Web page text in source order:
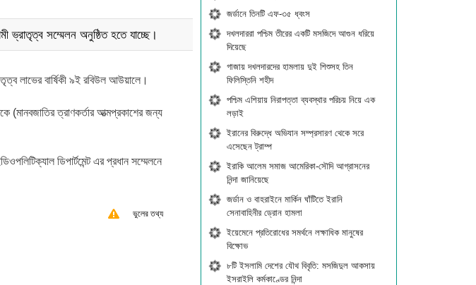
ভ্রাতৃত্ব সম্মেলন অনুষ্ঠিত হতে যাচ্ছে।
লাভের বার্ষিকী ৯ই রবিউল আউয়ালে।
(মানবজাতির ত্রাণকর্তার আত্মপ্রকাশের জন্য
ডিপার্টমেন্ট এর প্রধান সম্মেলনে
ভুলের তথ্য
জর্ডানে তিনটি এফ-৩৫ ধ্বংস
দখলদাররা পশ্চিম তীরের একটি মসজিদে আগুন ধরিয়ে
দিয়েছে
গাজায় দখলদারদের হামলায় দুই শিশুসহ তিন
ফিলিস্তিনি শহীদ
পশ্চিম এশিয়ায় নিরাপত্তা ব্যবস্থার পরিচয় নিয়ে এক
লড়াই
ইরানের বিরুদ্ধে অভিযান সম্প্রসারণ থেকে সরে
এসেছেন ট্রাম্প
ইরাকি আলেম সমাজ আমেরিকা-সৌদি আগ্রাসনের
নিন্দা জানিয়েছে
জর্ডান ও বাহরাইনে মার্কিন ঘাঁটিতে ইরানি
সেনাবাহিনীর ড্রোন হামলা
ইয়েমেনে প্রতিরোধের সমর্থনে লক্ষাধিক মানুষের
বিক্ষোভ
৮টি ইসলামি দেশের যৌথ বিবৃতি: মসজিদুল আকসায়
ইসরাইলি কর্মকাণ্ডের নিন্দা